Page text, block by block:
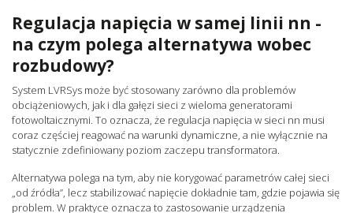
Regulacja napięcia w samej linii nn -
na czym polega alternatywa wobec
rozbudowy?
System LVRSys może być stosowany zarówno dla problemów
obciążeniowych, jak i dla gałęzi sieci z wieloma generatorami
fotowoltaicznymi. To oznacza, że regulacja napięcia w sieci nn musi
coraz częściej reagować na warunki dynamiczne, a nie wyłącznie na
statycznie zdefiniowany poziom zaczepu transformatora.
Alternatywa polega na tym, aby nie korygować parametrów całej sieci
„od źródła”, lecz stabilizować napięcie dokładnie tam, gdzie pojawia się
problem. W praktyce oznacza to zastosowanie urządzenia